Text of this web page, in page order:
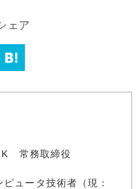
ェア
常務取締役
ュータ技術者（現：